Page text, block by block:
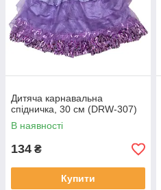
Дитяча карнавальна
спідничка, 30 см (DRW-307)
В наявності
134 ₴
Купити